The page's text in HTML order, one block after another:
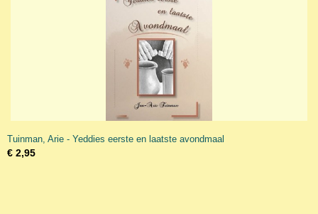
Tuinman, Arie - Yeddies eerste en laatste avondmaal
€ 2,95